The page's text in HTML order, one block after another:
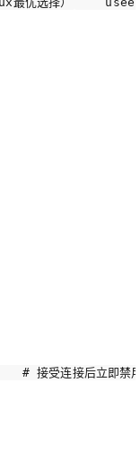
# 接受连接后立即禁